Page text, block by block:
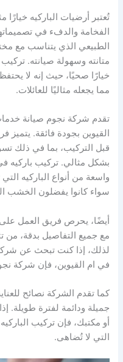
تُعتبر أرضيات الباركيه خيارًا
الفخامة والدفء في
الطبيعي الذي يتناسب مع
متانته وسهولة صيانته. تركيب
خيارًا صحيًا، حيث إنه لا
مما يجعله مثاليًا للعائلات.
تقدم شركة نجوم صيانة
القيوين بجودة فائقة. يتميز
قبل التركيب، بما في ذلك
بشكل مثالي. تركيب باركيه
واسعة من أنواع الباركيه
سواء كانوا يفضلون الخشب
أيضًا، يحرص فريق العمل على
مع جميع التفاصيل بدقة، من
لذلك، إذا كنت تبحث عن
في ام القيوين، فإن شركة
كما تقدم الشركة نصائح
جميلة ودائمة لفترة
أو مكتبك، فإن تركيب
التي لا تُضاهى.